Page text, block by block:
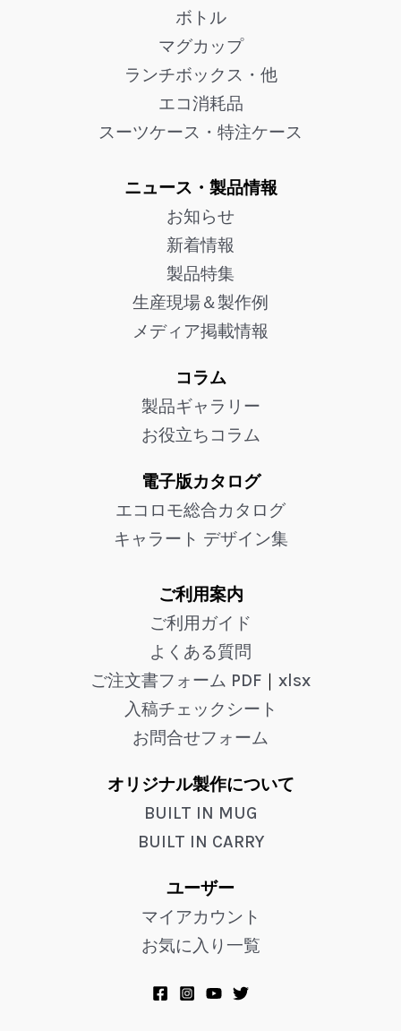
ボトル
マグカップ
ランチボックス・他
エコ消耗品
スーツケース・特注ケース
ニュース・製品情報
お知らせ
新着情報
製品特集
生産現場＆製作例
メディア掲載情報
コラム
製品ギャラリー
お役立ちコラム
電子版カタログ
エコロモ総合カタログ
キャラート デザイン集
ご利用案内
ご利用ガイド
よくある質問
ご注文書フォーム PDF ｜ xlsx
入稿チェックシート
お問合せフォーム
オリジナル製作について
BUILT IN MUG
BUILT IN CARRY
ユーザー
マイアカウント
お気に入り一覧